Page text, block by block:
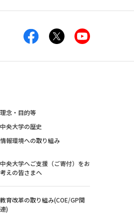
理念・目的等
中央大学の歴史
情報環境への取り組み
中央大学へご支援（ご寄付）をお
考えの皆さまへ
教育改革の取り組み(COE/GP関
連)